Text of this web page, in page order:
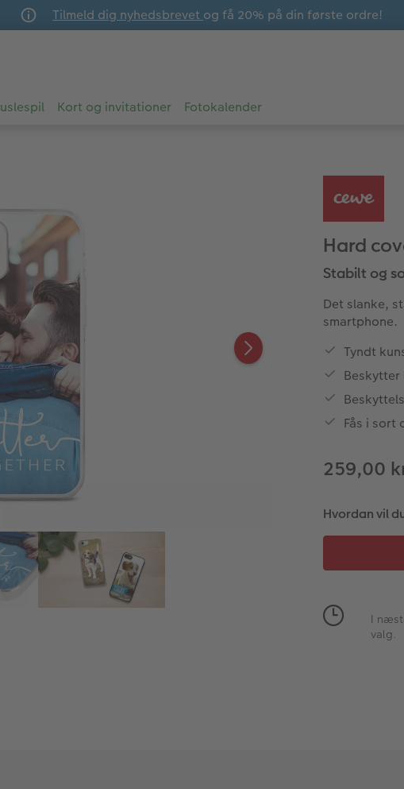
Tilmeld dig nyhedsbrevet og få 20% på din første ordre!
Kort og invitationer Fotokalender
Hard
Stabilt og
Det slanke,
smartphone.
Tyndt
Fås i sort
259,00
Hvordan vil
I
valg.